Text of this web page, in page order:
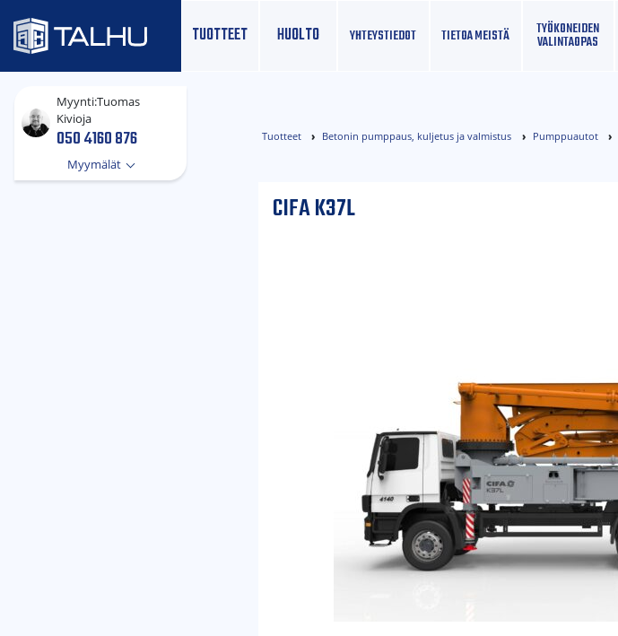
TUOTTEET HUOLTO YHTEYS­TIEDOT TIETOA MEISTÄ TYÖKONEIDEN
VALINTAOPAS
Myynti:Tuomas
Kivioja
050 4160 876
Myymälät
Tuotteet Betonin pumppaus, kuljetus ja valmistus Pumppuautot
CIFA K37L